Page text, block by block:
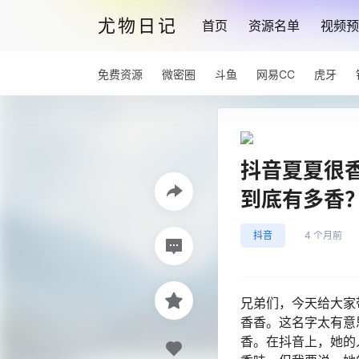
尤物日记 首页 资源名单 视频
免费资源 微密圈 斗鱼 网易CC 虎牙
抖音夏夏很
到底有多香
抖音 4 个月前
兄弟们，今天给大
香香。这名字太有
香。在抖音上，她